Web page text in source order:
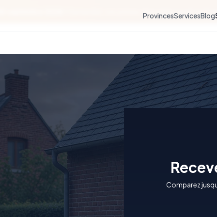
ProvincesServicesBlog
septembre 2026 ! Demandez vos primes rénovation avant qu'il
Comparez